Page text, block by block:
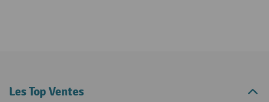
Les Top Ventes